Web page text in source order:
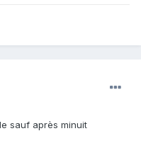
sauf après minuit